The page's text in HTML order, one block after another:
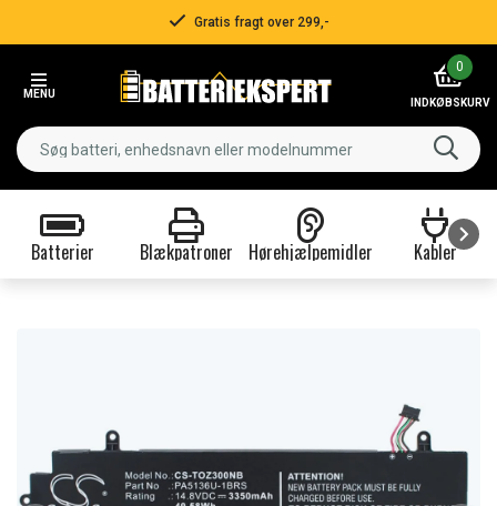
Gratis fragt over 299,-
MENU
0
INDKØBSKURV
Batterier Blækpatroner Hørehjælpemidler Kabler